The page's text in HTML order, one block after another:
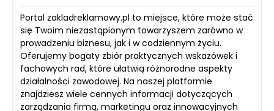
Portal zakladreklamowy.pl to miejsce, które może stać
się Twoim niezastąpionym towarzyszem zarówno w
prowadzeniu biznesu, jak i w codziennym życiu.
Oferujemy bogaty zbiór praktycznych wskazówek i
fachowych rad, które ułatwią różnorodne aspekty
działalności zawodowej. Na naszej platformie
znajdziesz wiele cennych informacji dotyczących
zarządzania firmą, marketingu oraz innowacyjnych